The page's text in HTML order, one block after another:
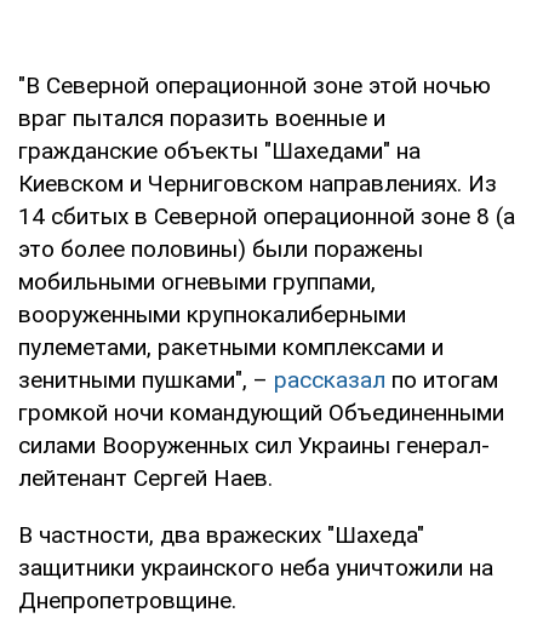
"В Северной операционной зоне этой ночью
враг пытался поразить военные и
гражданские объекты "Шахедами" на
Киевском и Черниговском направлениях. Из
14 сбитых в Северной операционной зоне 8 (а
это более половины) были поражены
мобильными огневыми группами,
вооруженными крупнокалиберными
пулеметами, ракетными комплексами и
зенитными пушками", – рассказал по итогам
громкой ночи командующий Объединенными
силами Вооруженных сил Украины генерал-
лейтенант Сергей Наев.
В частности, два вражеских "Шахеда"
защитники украинского неба уничтожили на
Днепропетровщине.